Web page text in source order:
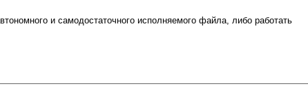
и самодостаточного исполняемого файла, либо работать